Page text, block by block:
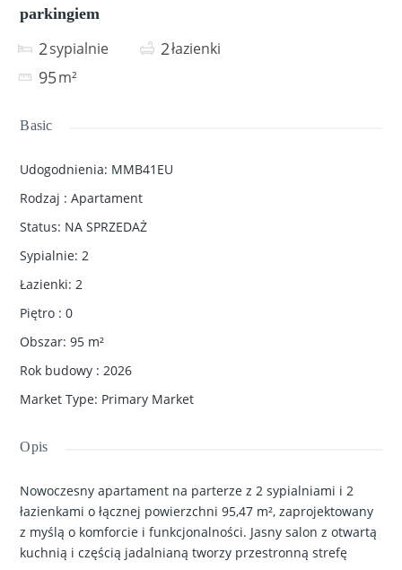
parkingiem
2sypialnie 2łazienki
95m²
Basic
Udogodnienia: MMB41EU
Rodzaj : Apartament
Status: NA SPRZEDAŻ
Sypialnie: 2
Łazienki: 2
Piętro : 0
Obszar: 95 m²
Rok budowy : 2026
Market Type: Primary Market
Opis
Nowoczesny apartament na parterze z 2 sypialniami i 2
łazienkami o łącznej powierzchni 95,47 m², zaprojektowany
z myślą o komforcie i funkcjonalności. Jasny salon z otwartą
kuchnią i częścią jadalnianą tworzy przestronną strefę
RYNEK PIERWOTNY
Piękna willa z basenem i parkingiem w Los
Alcazares